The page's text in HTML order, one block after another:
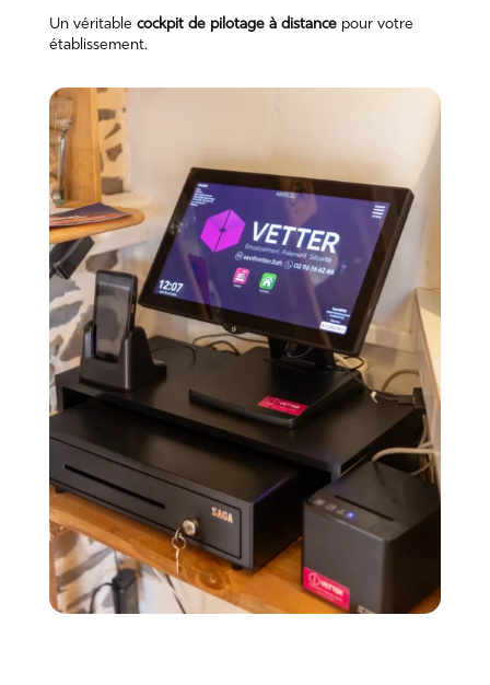
Un véritable cockpit de pilotage à distancepour votre
établissement.